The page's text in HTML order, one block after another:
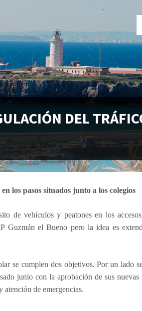
DEL
los pasos situados junto a los colegios
de vehículos y peatones en los
Guzmán el Bueno pero la idea es
se cumplen dos objetivos. Por un lado
junio con la aprobación de sus nuevas
atención de emergencias.